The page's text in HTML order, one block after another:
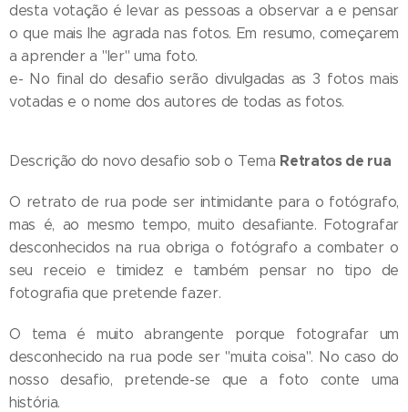
desta votação é levar as pessoas a observar a e pensar
o que mais lhe agrada nas fotos. Em resumo, começarem
a aprender a "ler" uma foto.
e- No final do desafio serão divulgadas as 3 fotos mais
votadas e o nome dos autores de todas as fotos.
Descrição do novo desafio sob o Tema Retratos de rua
O retrato de rua pode ser intimidante para o fotógrafo,
mas é, ao mesmo tempo, muito desafiante. Fotografar
desconhecidos na rua obriga o fotógrafo a combater o
seu receio e timidez e também pensar no tipo de
fotografia que pretende fazer.
O tema é muito abrangente porque fotografar um
desconhecido na rua pode ser "muita coisa". No caso do
nosso desafio, pretende-se que a foto conte uma
história.